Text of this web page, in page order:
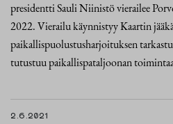
presidentti Sauli Niinistö vierailee
2022. Vierailu käynnistyy Kaartin
paikallispuolustusharjoituksen
tutustuu paikallispataljoonan
2.6.2021